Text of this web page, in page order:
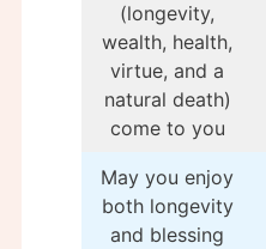
(longevity,
wealth, health,
virtue, and a
natural death)
come to you
May you enjoy
both longevity
and blessing